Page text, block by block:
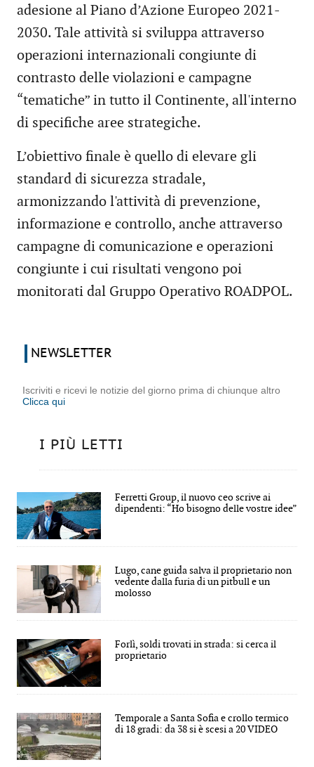
adesione al Piano d’Azione Europeo 2021-
2030. Tale attività si sviluppa attraverso
operazioni internazionali congiunte di
contrasto delle violazioni e campagne
“tematiche” in tutto il Continente, all'interno
di specifiche aree strategiche.
L’obiettivo finale è quello di elevare gli
standard di sicurezza stradale,
armonizzando l'attività di prevenzione,
informazione e controllo, anche attraverso
campagne di comunicazione e operazioni
congiunte i cui risultati vengono poi
monitorati dal Gruppo Operativo ROADPOL.
NEWSLETTER
Iscriviti e ricevi le notizie del giorno prima di chiunque altro
Clicca qui
I PIÙ LETTI
Ferretti Group, il nuovo ceo scrive ai
dipendenti: “Ho bisogno delle vostre idee”
Lugo, cane guida salva il proprietario non
vedente dalla furia di un pitbull e un
molosso
Forlì, soldi trovati in strada: si cerca il
proprietario
Temporale a Santa Sofia e crollo termico
di 18 gradi: da 38 si è scesi a 20 VIDEO